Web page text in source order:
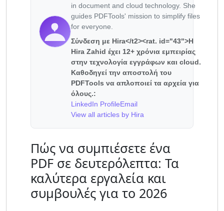
in document and cloud technology. She
guides PDFTools' mission to simplify files
for everyone.
Σύνδεση με Hira</t2><rat. id="43">Η
Hira Zahid έχει 12+ χρόνια εμπειρίας
στην τεχνολογία εγγράφων και cloud.
Καθοδηγεί την αποστολή του
PDFTools να απλοποιεί τα αρχεία για
όλους.:
LinkedIn ProfileEmail
View all articles by Hira
Πώς να συμπιέσετε ένα
PDF σε δευτερόλεπτα: Τα
καλύτερα εργαλεία και
συμβουλές για το 2026